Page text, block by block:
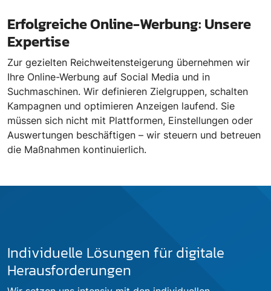
Erfolgreiche Online-Werbung: Unsere
Expertise
Zur gezielten Reichweitensteigerung übernehmen wir
Ihre Online-Werbung auf Social Media und in
Suchmaschinen. Wir definieren Zielgruppen, schalten
Kampagnen und optimieren Anzeigen laufend. Sie
müssen sich nicht mit Plattformen, Einstellungen oder
Auswertungen beschäftigen – wir steuern und betreuen
die Maßnahmen kontinuierlich.
Individuelle Lösungen für digitale
Herausforderungen